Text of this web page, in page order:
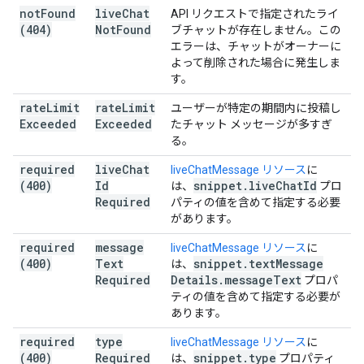
notFound
(404)
liveChat
NotFound
API リクエストで指定されたライ
ブチャットが存在しません。この
エラーは、チャットがオーナーに
よって削除された場合に発生しま
す。
rateLimit
Exceeded
rateLimit
Exceeded
ユーザーが特定の期間内に投稿し
たチャット メッセージが多すぎ
る。
required
(400)
liveChat
Id
Required
liveChatMessage リソース に
は、 snippet. liveChatId プロ
パティの値を含めて指定する必要
があります。
required
(400)
message
Text
Required
liveChatMessage リソース に
は、 snippet. textMessage
Details. messageText プロパ
ティの値を含めて指定する必要が
あります。
required
(400)
type
Required
liveChatMessage リソース に
は、 snippet. type プロパティ